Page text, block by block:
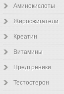
Аминокислоты
Жиросжигатели
Креатин
Витамины
Предтреники
Тестостерон